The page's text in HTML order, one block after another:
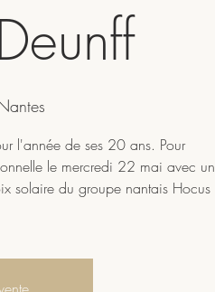
l'année de ses 20 ans. Pour
le mercredi 22 mai avec un
solaire du groupe nantais Hocus